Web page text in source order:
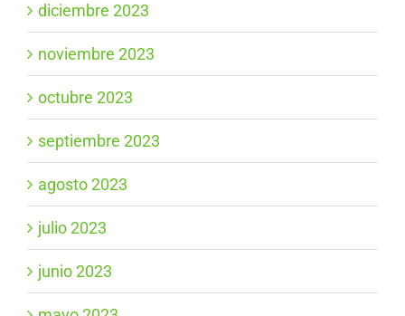
diciembre 2023
noviembre 2023
octubre 2023
septiembre 2023
agosto 2023
julio 2023
junio 2023